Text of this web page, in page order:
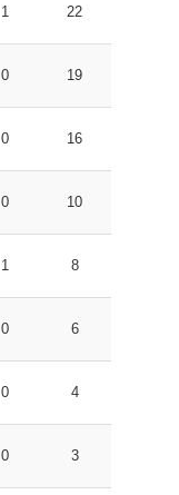
1 22
0 19
0 16
0 10
1 8
0 6
0 4
0 3